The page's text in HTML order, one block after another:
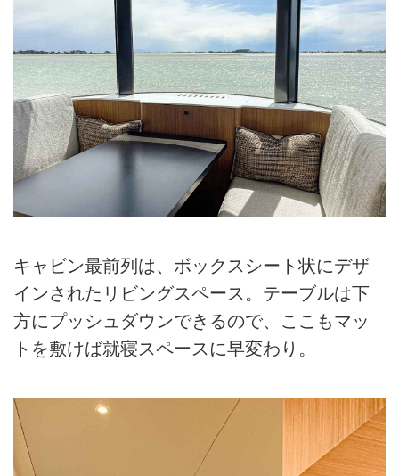
キャビン最前列は、ボックスシート状にデザ
インされたリビングスペース。テーブルは下
方にプッシュダウンできるので、ここもマッ
トを敷けば就寝スペースに早変わり。